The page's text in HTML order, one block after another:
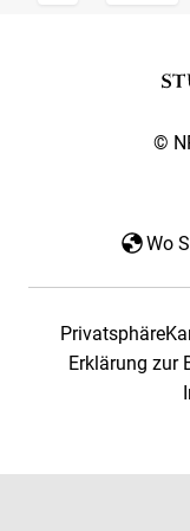
©
Wo
Privatsphäre
Erklärung zur